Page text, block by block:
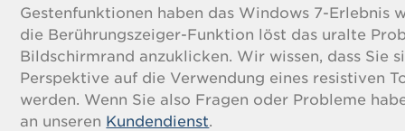
Gestenfunktionen haben das Windows 7-Erlebnis
die Berührungszeiger-Funktion löst das uralte
Bildschirmrand anzuklicken. Wir wissen, dass Sie
Perspektive auf die Verwendung eines resistiven
werden. Wenn Sie also Fragen oder Probleme
an unseren Kundendienst.